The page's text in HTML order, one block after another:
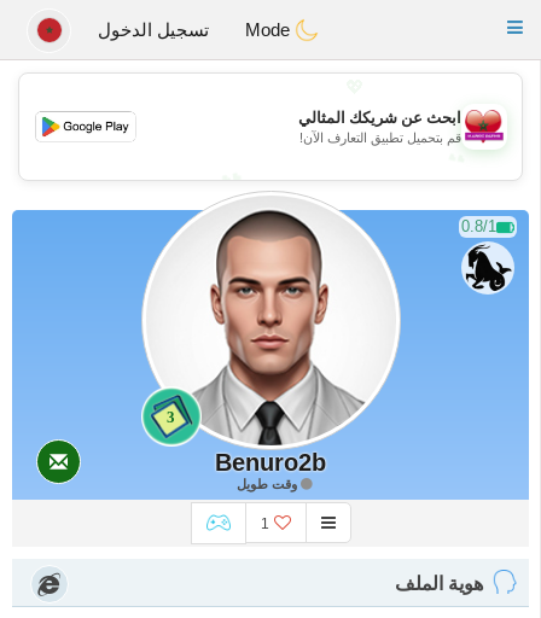
Maroc Dating
Toggle
تسجيل الدخول
💖
💕
💕
ابحث عن شريكك المثالي
قم بتحميل تطبيق التعارف الآن!
0.8/1
3
Benuro2b
وقت طويل
1
هوية الملف